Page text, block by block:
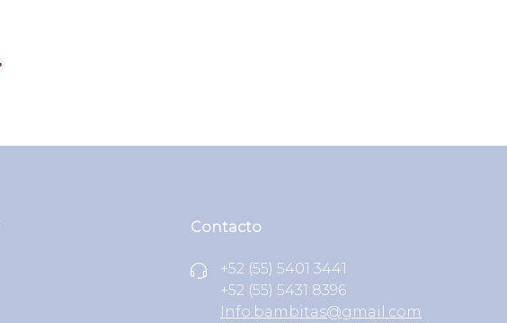
Contacto
+52 (55) 5401 3441
+52 (55) 5431 8396
Info.bambitas@gmail.com